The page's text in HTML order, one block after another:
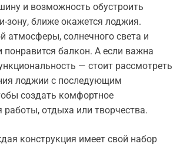
и возможность обустроить
зону, ближе окажется лоджия.
атмосферы, солнечного света и
понравится балкон. А если важна
— стоит рассмотреть
лоджии с последующим
создать комфортное
работы, отдыха или творчества.
конструкция имеет свой набор